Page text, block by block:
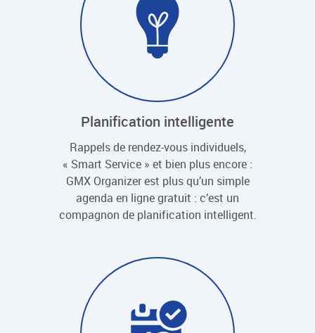
Planification intelligente
Rappels de rendez-vous individuels,
« Smart Service » et bien plus encore :
GMX Organizer est plus qu’un simple
agenda en ligne gratuit : c’est un
compagnon de planification intelligent.